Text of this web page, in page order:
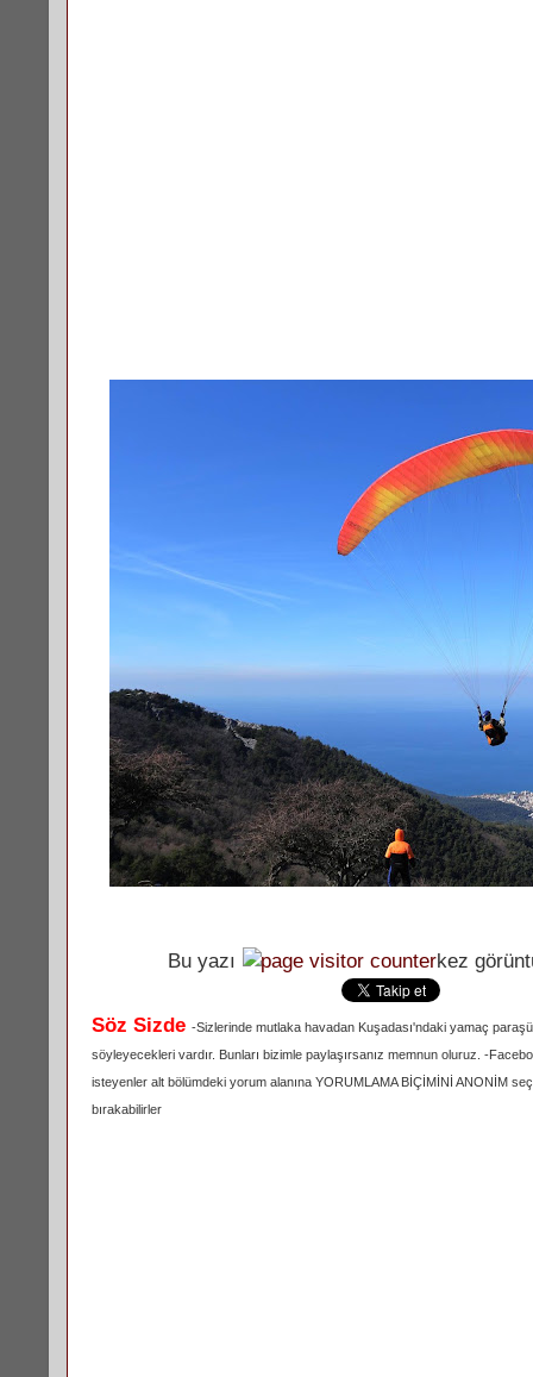
Bu yazı kez
Söz Sizde -Sizlerinde mutlaka havadan Kuşadası'ndaki yamaç
söyleyecekleri vardır. Bunları bizimle paylaşırsanız memnun oluruz. -
isteyenler alt bölümdeki yorum alanına YORUMLAMA BİÇİMİNİ ANONİM
bırakabilirler